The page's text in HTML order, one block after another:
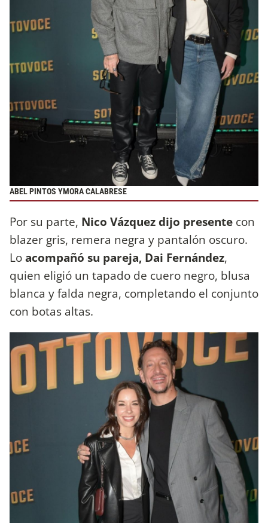
ABEL PINTOS YMORA CALABRESE
Por su parte, Nico Vázquez dijo presente con
blazer gris, remera negra y pantalón oscuro.
Loacompañó su pareja, Dai Fernández,
quien eligió un tapado de cuero negro, blusa
blanca y falda negra, completando el conjunto
con botas altas.